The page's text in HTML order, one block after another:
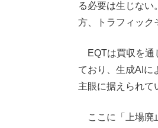
る必要は生じな
方、トラフィック
EQTは買収を通
ており、生成AIに
主眼に据えられて
ここに「上場廃